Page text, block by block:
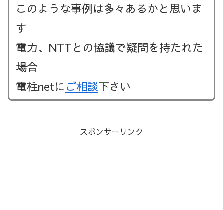
このような事例は多々あるかと思いま
す
電力、NTTとの協議で疑問を持たれた
場合
電柱netに ご相談下さい
スポンサーリンク